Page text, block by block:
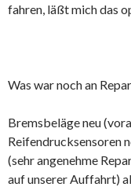
fahren, läßt mich das
Was war noch an
Bremsbeläge neu
Reifendrucksensoren
(sehr angenehme
auf unserer Auffahrt)